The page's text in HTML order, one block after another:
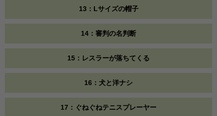
13：Lサイズの帽子
14：審判の名判断
15：レスラーが落ちてくる
16：犬と洋ナシ
17：ぐねぐねテニスプレーヤー